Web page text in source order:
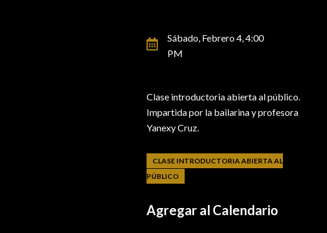
Sábado, Febrero 4,4:00
PM
Clase introductoria abierta al público.
Impartida por la bailarina y profesora
Yanexy Cruz.
CLASE INTRODUCTORIA ABIERTA AL
PÚBLICO
Agregar al Calendario